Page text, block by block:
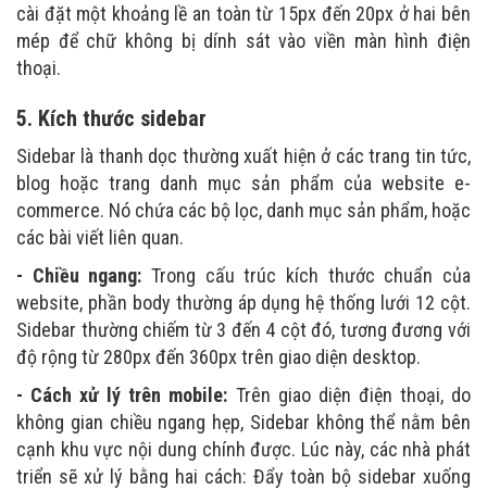
cài đặt một khoảng lề an toàn từ 15px đến 20px ở hai bên
mép để chữ không bị dính sát vào viền màn hình điện
thoại.
5. Kích thước sidebar
Sidebar là thanh dọc thường xuất hiện ở các trang tin tức,
blog hoặc trang danh mục sản phẩm của website e-
commerce. Nó chứa các bộ lọc, danh mục sản phẩm, hoặc
các bài viết liên quan.
- Chiều ngang: Trong cấu trúc kích thước chuẩn của
website, phần body thường áp dụng hệ thống lưới 12 cột.
Sidebar thường chiếm từ 3 đến 4 cột đó, tương đương với
độ rộng từ 280px đến 360px trên giao diện desktop.
- Cách xử lý trên mobile: Trên giao diện điện thoại, do
không gian chiều ngang hẹp, Sidebar không thể nằm bên
cạnh khu vực nội dung chính được. Lúc này, các nhà phát
triển sẽ xử lý bằng hai cách: Đẩy toàn bộ sidebar xuống